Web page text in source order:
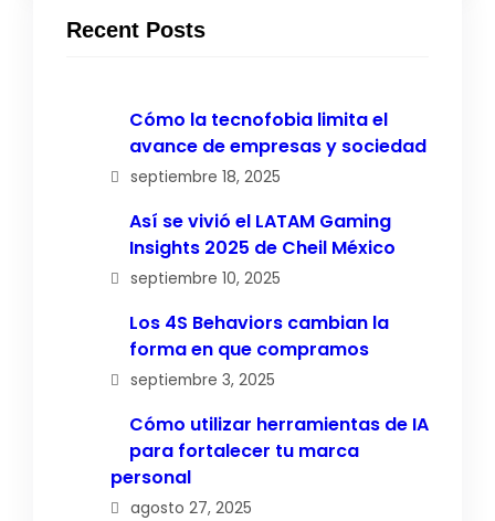
Recent Posts
Cómo la tecnofobia limita el
avance de empresas y sociedad
septiembre 18, 2025
Así se vivió el LATAM Gaming
Insights 2025 de Cheil México
septiembre 10, 2025
Los 4S Behaviors cambian la
forma en que compramos
septiembre 3, 2025
Cómo utilizar herramientas de IA
para fortalecer tu marca
personal
agosto 27, 2025